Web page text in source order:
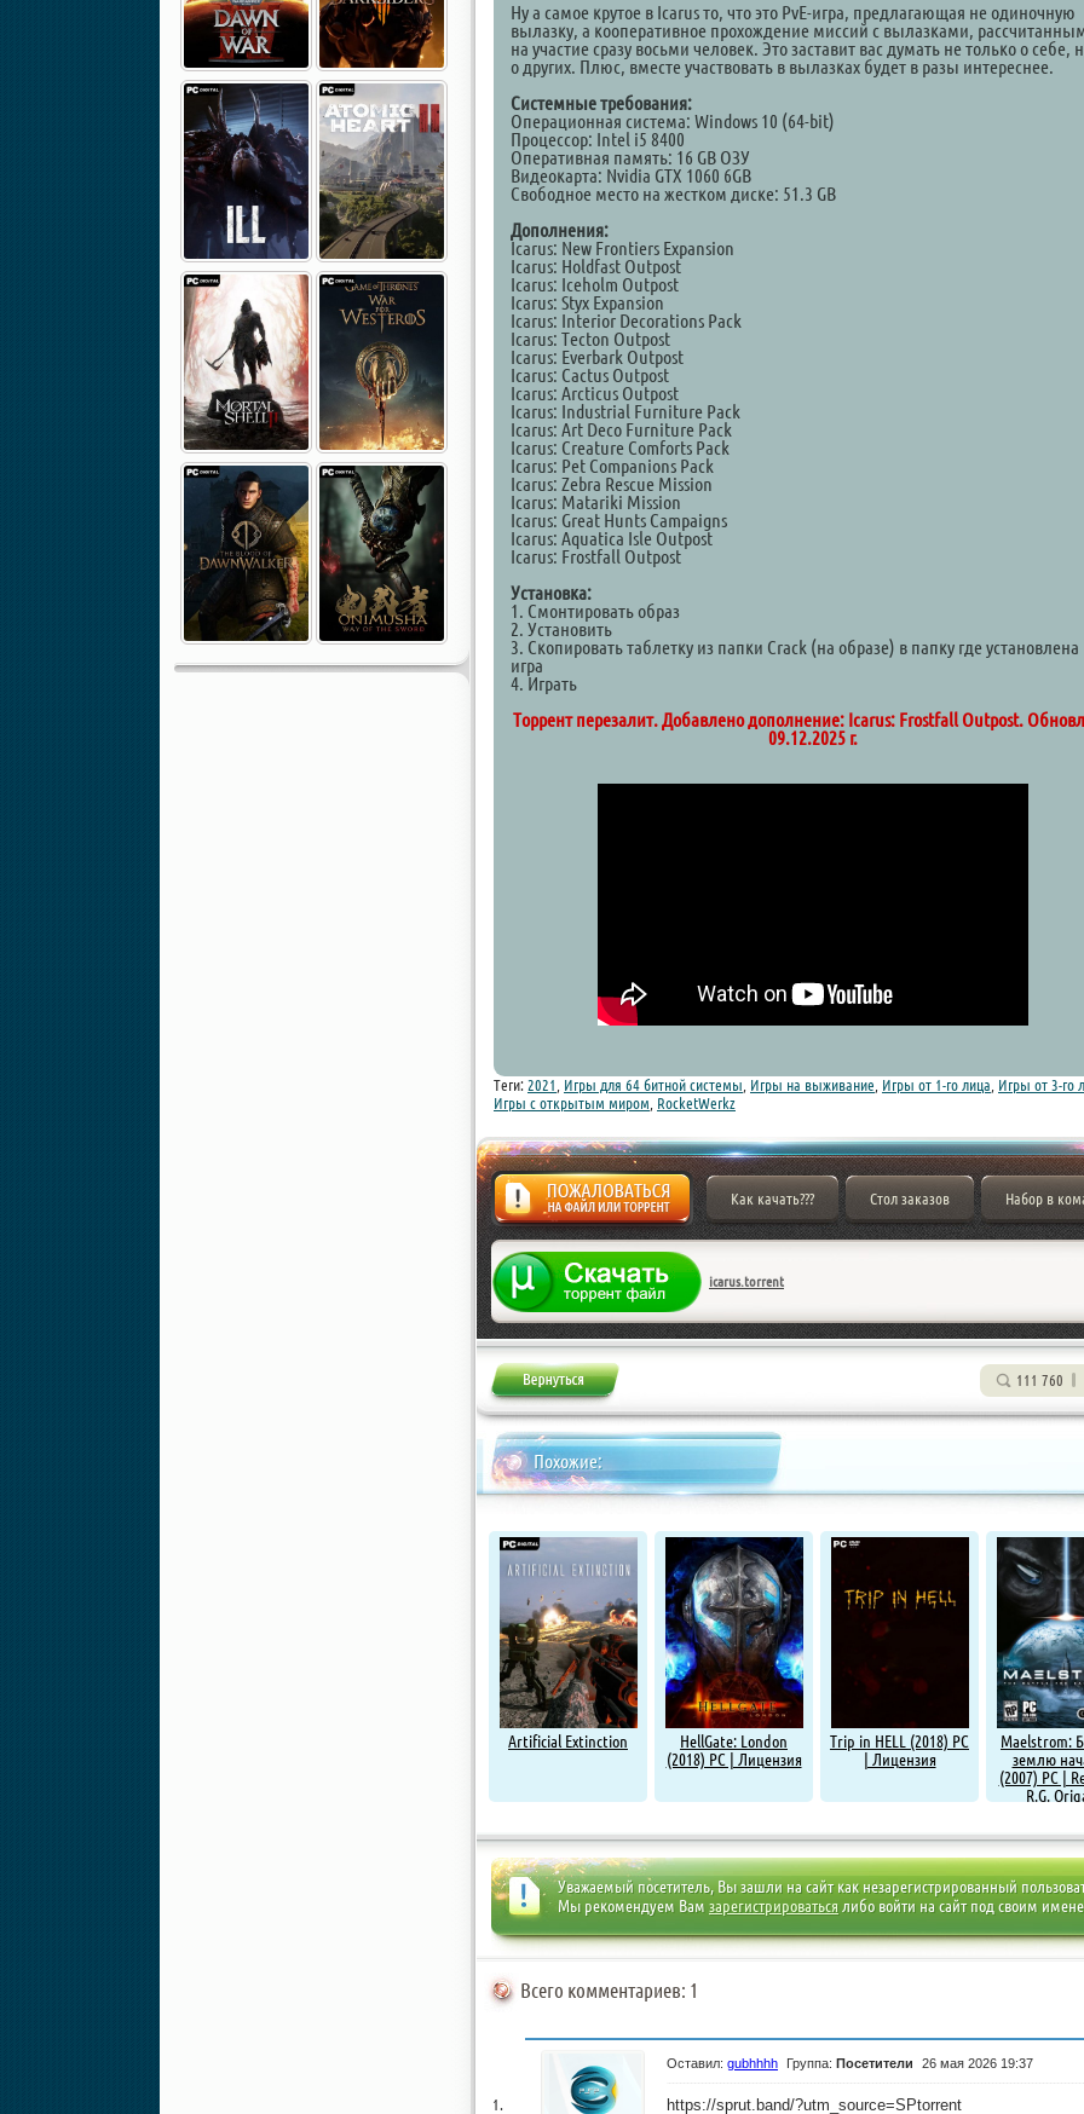
Ну а самое крутое в Icarus то, что это PvE-игра, предлагающая не одиночную
вылазку, а кооперативное прохождение миссий с вылазками,
на участие сразу восьми человек. Это заставит вас думать не только о себе,
о других. Плюс, вместе участвовать в вылазках будет в разы интереснее.
Системные требования:
Операционная система: Windows 10 (64-bit)
Процессор: Intel i5 8400
Оперативная память: 16 GB ОЗУ
Видеокарта: Nvidia GTX 1060 6GB
Свободное место на жестком диске: 51.3 GB
Дополнения:
Icarus: New Frontiers Expansion
Icarus: Holdfast Outpost
Icarus: Iceholm Outpost
Icarus: Styx Expansion
Icarus: Interior Decorations Pack
Icarus: Tecton Outpost
Icarus: Everbark Outpost
Icarus: Cactus Outpost
Icarus: Arcticus Outpost
Icarus: Industrial Furniture Pack
Icarus: Art Deco Furniture Pack
Icarus: Creature Comforts Pack
Icarus: Pet Companions Pack
Icarus: Zebra Rescue Mission
Icarus: Matariki Mission
Icarus: Great Hunts Campaigns
Icarus: Aquatica Isle Outpost
Icarus: Frostfall Outpost
Установка:
1. Смонтировать образ
2. Установить
3. Скопировать таблетку из папки Crack (на образе) в папку где установлена
игра
4. Играть
Торрент перезалит. Добавлено дополнение: Icarus: Frostfall Outpost.
09.12.2025 г.
Теги: 2021 Игры для 64 битной системы Игры на выживание Игры от 1-го лица Игры от 3-го
Игры с открытым миром RocketWerkz
Жалоба
Как качать??? Стол заказов Набор в
icarus.torrent
111 760
Похожие:
Artificial Extinction
HellGate: London
(2018) PC | Лицензия
Trip in HELL (2018) PC
| Лицензия
Maelstrom:
землю
(2007) PC |
R.G.
Уважаемый посетитель, Вы зашли на сайт как незарегистрированный
Мы рекомендуем Вам зарегистрироватьсялибо войти на сайт под своим
Всего комментариев: 1
Оставил: gubhhhh Группа: Посетители 26 мая 2026 19:37
https://sprut.band/?utm_source=SPtorrent